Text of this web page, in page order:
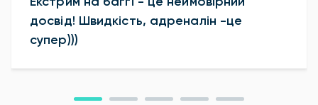
досвід! Швидкість, адреналін -це
супер)))